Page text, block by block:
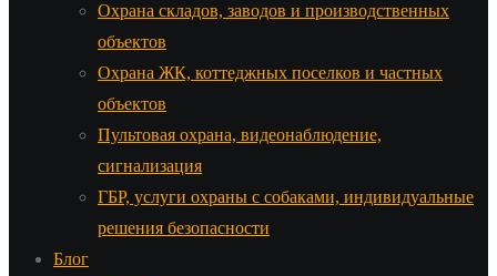
Охрана складов, заводов и производственных
объектов
Охрана ЖК, коттеджных поселков и частных
объектов
Пультовая охрана, видеонаблюдение,
сигнализация
ГБР, услуги охраны с собаками, индивидуальные
решения безопасности
Блог